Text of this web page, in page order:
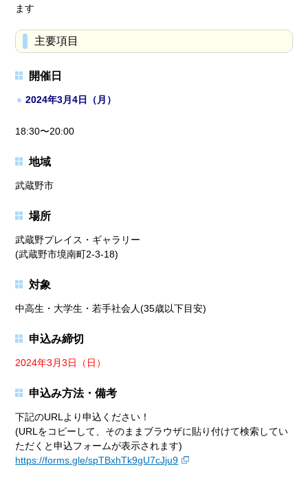
ます
主要項目
開催日
2024年3月4日（月）
18:30〜20:00
地域
武蔵野市
場所
武蔵野プレイス・ギャラリー
(武蔵野市境南町2-3-18)
対象
中高生・大学生・若手社会人(35歳以下目安)
申込み締切
2024年3月3日（日）
申込み方法・備考
下記のURLより申込ください！
(URLをコピーして、そのままブラウザに貼り付けて検索してい
ただくと申込フォームが表示されます)
https://forms.gle/spTBxhTk9gU7cJju9